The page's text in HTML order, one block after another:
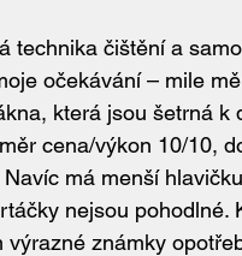
technika čištění a
očekávání – mile
která jsou šetrná k
cena/výkon 10/10,
má menší
nejsou pohodlné.
známky